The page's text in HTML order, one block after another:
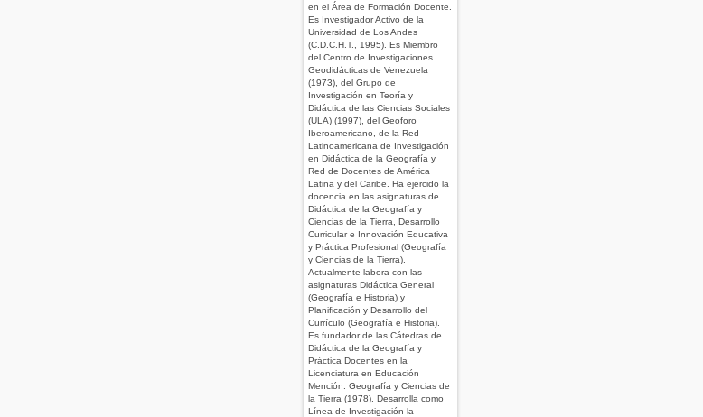
en el Área de Formación Docente.
Es Investigador Activo de la
Universidad de Los Andes
(C.D.C.H.T., 1995). Es Miembro
del Centro de Investigaciones
Geodidácticas de Venezuela
(1973), del Grupo de
Investigación en Teoría y
Didáctica de las Ciencias Sociales
(ULA) (1997), del Geoforo
Iberoamericano, de la Red
Latinoamericana de Investigación
en Didáctica de la Geografía y
Red de Docentes de América
Latina y del Caribe. Ha ejercido la
docencia en las asignaturas de
Didáctica de la Geografía y
Ciencias de la Tierra, Desarrollo
Curricular e Innovación Educativa
y Práctica Profesional (Geografía
y Ciencias de la Tierra).
Actualmente labora con las
asignaturas Didáctica General
(Geografía e Historia) y
Planificación y Desarrollo del
Currículo (Geografía e Historia).
Es fundador de las Cátedras de
Didáctica de la Geografía y
Práctica Docentes en la
Licenciatura en Educación
Mención: Geografía y Ciencias de
la Tierra (1978). Desarrolla como
Línea de Investigación la